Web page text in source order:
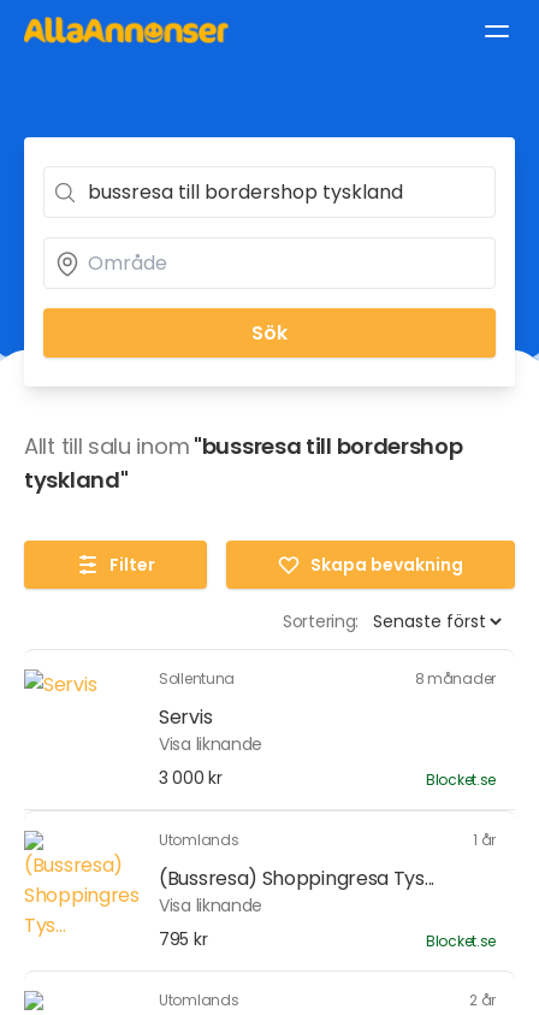
Sök
Allt till salu inom "bussresa till bordershop
tyskland"
Filter Skapa bevakning
Sortering:
Sollentuna 8 månader
Servis
Visa liknande
3 000 kr
Blocket.se
Utomlands 1 år
(Bussresa) Shoppingresa Tys...
Visa liknande
795 kr
Blocket.se
Utomlands 2 år